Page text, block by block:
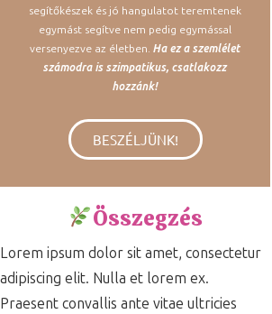
segítőkészek és jó hangulatot teremtenek
egymást segítve nem pedig egymással
versenyezve az életben. Ha ez a szemlélet
számodra is szimpatikus, csatlakozz
hozzánk!
BESZÉLJÜNK!
Összegzés
Lorem ipsum dolor sit amet, consectetur
adipiscing elit. Nulla et lorem ex.
Praesent convallis ante vitae ultricies